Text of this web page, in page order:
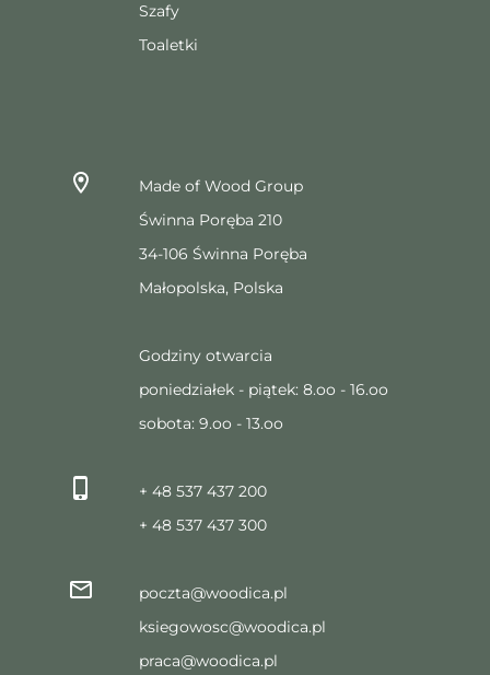
Szafy
Toaletki
Made of Wood Group
Świnna Poręba 210
34-106 Świnna Poręba
Małopolska, Polska
Godziny otwarcia
poniedziałek - piątek: 8.oo - 16.oo
sobota: 9.oo - 13.oo
+ 48 537 437 200
+ 48 537 437 300
poczta@woodica.pl
ksiegowosc@woodica.pl
praca@woodica.pl